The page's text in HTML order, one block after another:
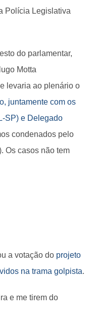
Polícia Legislativa
do parlamentar,
Motta
levaria ao plenário o
juntamente com os
SP) e Delegado
condenados pelo
Os casos não tem
a votação do projeto
na trama golpista.
e me tirem do